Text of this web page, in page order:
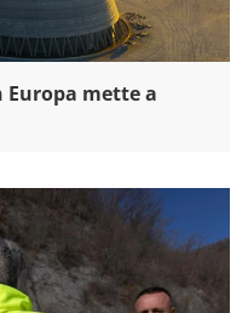
Europa mette a